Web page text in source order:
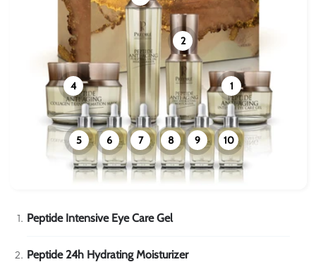
1
Peptide Intensive Eye Care Gel
2
Peptide 24h Hydrating Moisturizer
4
5 6 7 8 9 10